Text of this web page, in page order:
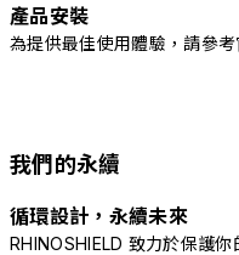
產品安裝
為提供最佳使用體驗，請參考
我們的永續
循環設計，永續未來
RHINOSHIELD 致力於保護